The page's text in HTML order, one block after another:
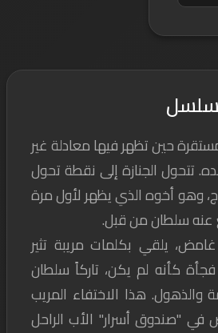
حين تظهر فيها معادلة غير
تتحول الجنازة إلى نقطة تحول
وهو أخوه الذي يظهر لأول مرة
عنه سلطان من قبل.
يلقي بكلمات مريبة تثير
فجأة كأنه لم يكن، تاركاً سلطان
هذا الاختفاء المريب
"صندوق أسرار" الأب الراحل